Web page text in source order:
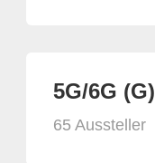
5G/6G (G)
65 Aussteller